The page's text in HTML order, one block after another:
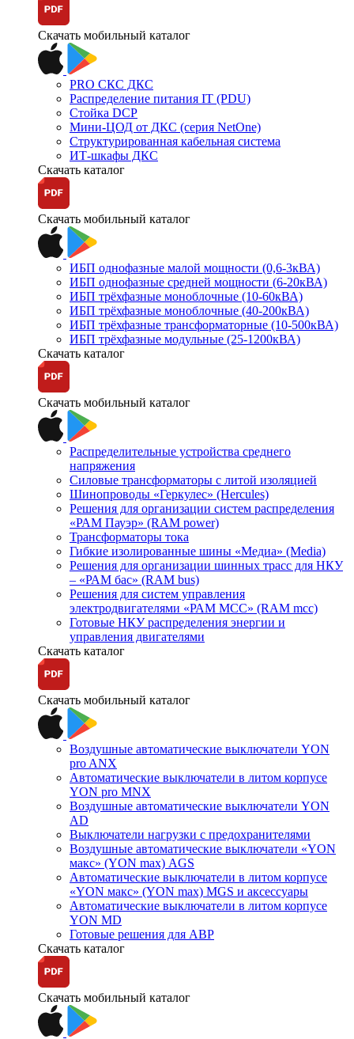
Скачать мобильный каталог
PRO СКС ДКС
Распределение питания IT (PDU)
Стойка DCP
Мини-ЦОД от ДКС (серия NetOne)
Структурированная кабельная система
ИТ-шкафы ДКС
Скачать каталог
Скачать мобильный каталог
ИБП однофазные малой мощности (0,6-3кВА)
ИБП однофазные средней мощности (6-20кВА)
ИБП трёхфазные моноблочные (10-60кВА)
ИБП трёхфазные моноблочные (40-200кВА)
ИБП трёхфазные трансформаторные (10-500кВА)
ИБП трёхфазные модульные (25-1200кВА)
Скачать каталог
Скачать мобильный каталог
Распределительные устройства среднего
напряжения
Силовые трансформаторы с литой изоляцией
Шинопроводы «Геркулес» (Hercules)
Решения для организации систем распределения
«РАМ Пауэр» (RAM power)
Трансформаторы тока
Гибкие изолированные шины «Медиа» (Media)
Решения для организации шинных трасс для НКУ
– «РАМ бас» (RAM bus)
Решения для систем управления
электродвигателями «РАМ МСС» (RAM mcc)
Готовые НКУ распределения энергии и
управления двигателями
Скачать каталог
Скачать мобильный каталог
Воздушные автоматические выключатели YON
pro ANX
Автоматические выключатели в литом корпусе
YON pro MNX
Воздушные автоматические выключатели YON
AD
Выключатели нагрузки с предохранителями
Воздушные автоматические выключатели «YON
макс» (YON max) AGS
Автоматические выключатели в литом корпусе
«YON макс» (YON max) MGS и аксессуары
Автоматические выключатели в литом корпусе
YON MD
Готовые решения для АВР
Скачать каталог
Скачать мобильный каталог